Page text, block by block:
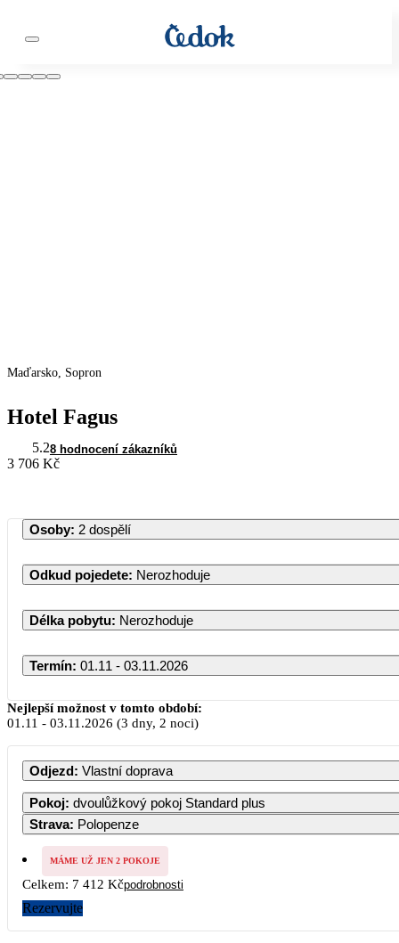
Maďarsko, Sopron
Hotel Fagus
5.28 hodnocení zákazníků
3 706 Kč
Osoby: 2 dospělí
Odkud pojedete: Nerozhoduje
Délka pobytu: Nerozhoduje
Termín: 01.11 - 03.11.2026
Listopad 2026
PO ÚT ST ČT PÁ SO
2 3 4 5 6 7
9
16 17 18 19 20 21
Nejlepší možnost v tomto období:
01.11 - 03.11.2026 (3 dny, 2 noci)
Odjezd: Vlastní doprava
Pokoj: dvoulůžkový pokoj Standard plus
Strava: Polopenze
MÁME UŽ JEN 2 POKOJE
Celkem: 7 412 Kčpodrobnosti
Rezervujte